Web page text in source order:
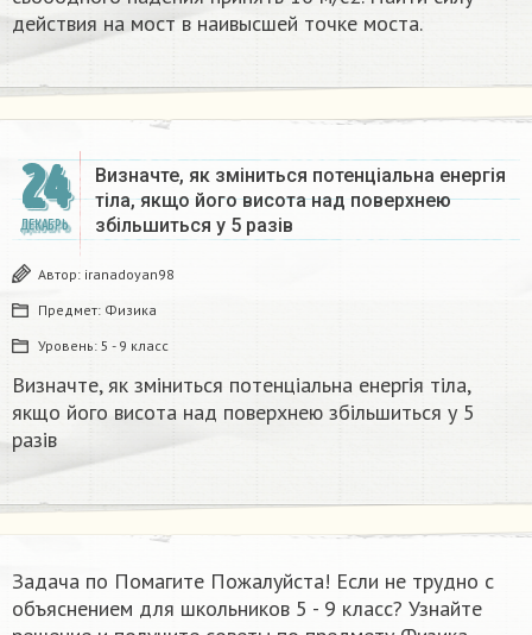
действия на мост в наивысшей точке моста.
24
ДЕКАБРЬ
Визначте, як зміниться потенціальна енергія
тіла, якщо його висота над поверхнею
збільшиться у 5 разів
Автор: iranadoyan98
Предмет: Физика
Уровень: 5 - 9 класс
Визначте, як зміниться потенціальна енергія тіла,
якщо його висота над поверхнею збільшиться у 5
разів
Задача по Помагите Пожалуйста! Если не трудно с
объяснением для школьников 5 - 9 класс? Узнайте